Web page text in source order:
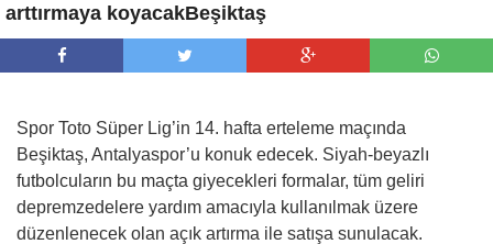
arttırmaya koyacakBeşiktaş
Spor Toto Süper Lig’in 14. hafta erteleme maçında
Beşiktaş, Antalyaspor’u konuk edecek. Siyah-beyazlı
futbolcuların bu maçta giyecekleri formalar, tüm geliri
depremzedelere yardım amacıyla kullanılmak üzere
düzenlenecek olan açık artırma ile satışa sunulacak.